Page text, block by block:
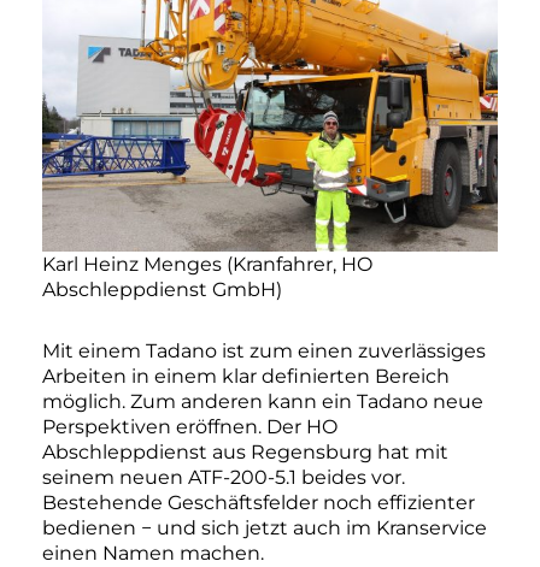
Karl Heinz Menges (Kranfahrer, HO
Abschleppdienst GmbH)
Mit einem Tadano ist zum einen zuverlässiges
Arbeiten in einem klar definierten Bereich
möglich. Zum anderen kann ein Tadano neue
Perspektiven eröffnen. Der HO
Abschleppdienst aus Regensburg hat mit
seinem neuen ATF-200-5.1 beides vor.
Bestehende Geschäftsfelder noch effizienter
bedienen − und sich jetzt auch im Kranservice
einen Namen machen.